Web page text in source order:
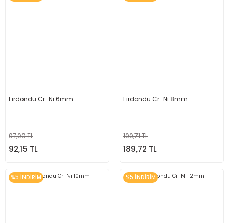
Fırdöndü Cr-Ni 6mm
97,00 TL
92,15 TL
Fırdöndü Cr-Ni 8mm
199,71 TL
189,72 TL
%5 İNDİRİM %5 İNDİRİM